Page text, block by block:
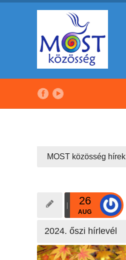
MOST közösség hírek
26
AUG
2024. őszi hírlevél